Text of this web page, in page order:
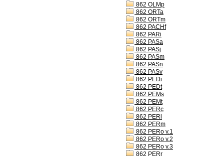
862 OLMp
862 ORTa
862 ORTm
862 PACHf
862 PARi
862 PASa
862 PASj
862 PASm
862 PASn
862 PASv
862 PEDi
862 PEDt
862 PEMs
862 PEMt
862 PERc
862 PERl
862 PERm
862 PERo v.1
862 PERo v.2
862 PERo v.3
862 PERr